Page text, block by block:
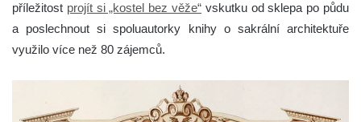
příležitost projít si „kostel bez věže“ vskutku od sklepa po půdu
a poslechnout si spoluautorky knihy o sakrální architektuře
využilo více než 80 zájemců.